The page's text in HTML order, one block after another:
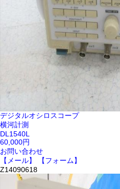
デジタルオシロスコープ
横河計測
DL1540L
60,000円
お問い合わせ
【メール】
【フォーム】
Z14090618